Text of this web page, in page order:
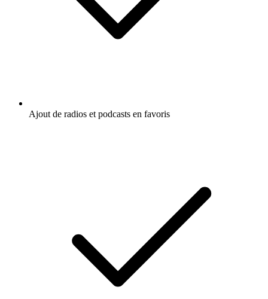
Ajout de radios et podcasts en favoris